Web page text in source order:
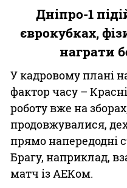
Дніпро-1
єврокубках,
награти
У кадровому плані
фактор часу –
роботу вже на
продовжувалися,
прямо напередодні
Брагу, наприклад,
матч із АЕКом.